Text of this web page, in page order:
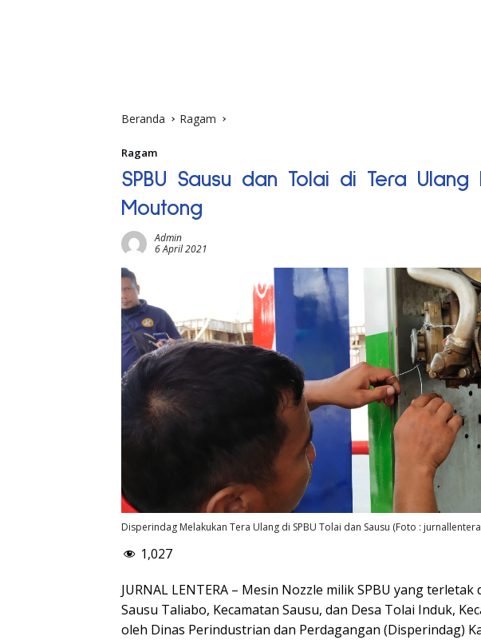
Beranda Ragam
Ragam
SPBU Sausu dan Tolai di Tera Ulang
Moutong
Admin
6 April 2021
Disperindag Melakukan Tera Ulang di SPBU Tolai dan Sausu (Foto :
1,027
JURNAL LENTERA – Mesin Nozzle milik SPBU yang
Sausu Taliabo, Kecamatan Sausu, dan Desa Tolai Induk,
oleh Dinas Perindustrian dan Perdagangan (Disperindag)